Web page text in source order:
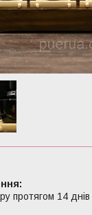
протягом 14 днів